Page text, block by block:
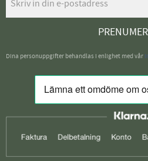
Dina personuppgifter behandlas i enlighet med vår